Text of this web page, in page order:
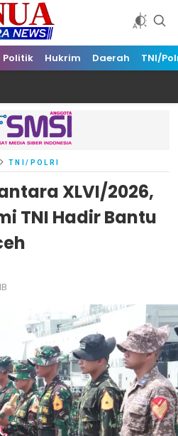
Politik Hukrim Daerah TNI/
TNI/POLRI
XLVI/2026,
TNI Hadir Bantu